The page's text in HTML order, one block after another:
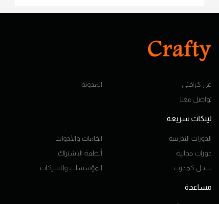
عن كرافتى
المدونة
تواصل معنا
لينكات سريعة
الدورات التدريبية
الخامات والأدوات
دورات مجانية
أنظمة الاشتراك
سجل كمدرب
المؤسسات والشركات
مساعدة